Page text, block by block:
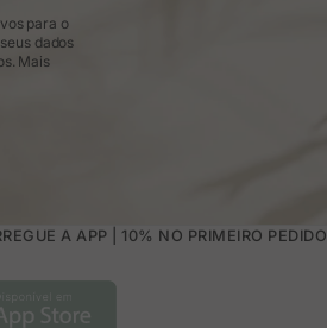
para o
dados
Mais
A APP | 10% NO PRIMEIRO PEDIDO